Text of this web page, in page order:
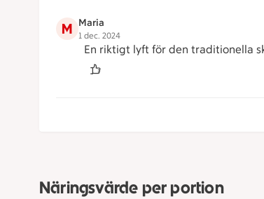
M Maria
1 dec. 2024
En riktigt lyft för den traditionella
Näringsvärde per portion